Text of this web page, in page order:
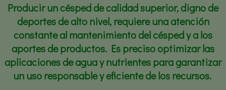
Producir un césped de calidad superior, digno de
deportes de alto nivel, requiere una atención
constante al mantenimiento del césped y a los
aportes de productos. Es preciso optimizar las
aplicaciones de agua y nutrientes para garantizar
un uso responsable y eficiente de los recursos.